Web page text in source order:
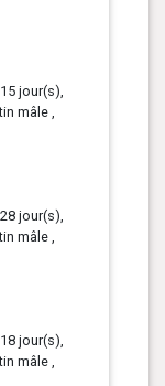
jour(s),
mâle ,
jour(s),
mâle ,
jour(s),
mâle ,